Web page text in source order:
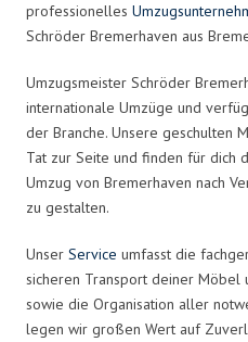
professionelles
Schröder Bremerhaven aus
Umzugsmeister Schröder
internationale Umzüge und
der Branche. Unsere geschulten
Tat zur Seite und finden für dich
Umzug von Bremerhaven nach
zu gestalten.
Unser Service umfasst die
sicheren Transport deiner Möbel
sowie die Organisation aller
legen wir großen Wert auf